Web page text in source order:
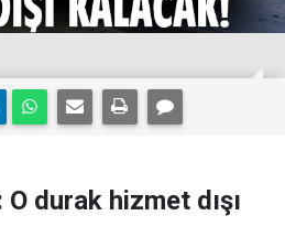
durak hizmet dışı